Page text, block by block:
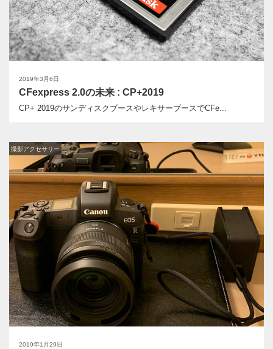
2019年3月6日
CFexpress 2.0の未来 : CP+2019
CP+ 2019のサンディスクブースやレキサーブースでCFe...
2019年1月29日
撮影アクセサリー